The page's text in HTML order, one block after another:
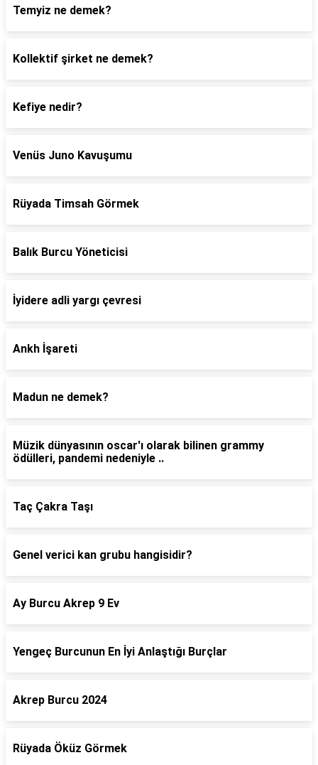
Temyiz ne demek?
Kollektif şirket ne demek?
Kefiye nedir?
Venüs Juno Kavuşumu
Rüyada Timsah Görmek
Balık Burcu Yöneticisi
İyidere adli yargı çevresi
Ankh İşareti
Madun ne demek?
Müzik dünyasının oscar'ı olarak bilinen grammy
ödülleri, pandemi nedeniyle ..
Taç Çakra Taşı
Genel verici kan grubu hangisidir?
Ay Burcu Akrep 9 Ev
Yengeç Burcunun En İyi Anlaştığı Burçlar
Akrep Burcu 2024
Rüyada Öküz Görmek